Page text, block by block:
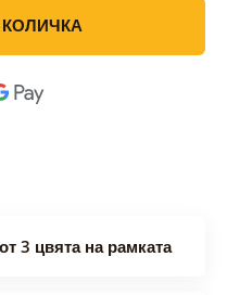
3 цвята на рамката